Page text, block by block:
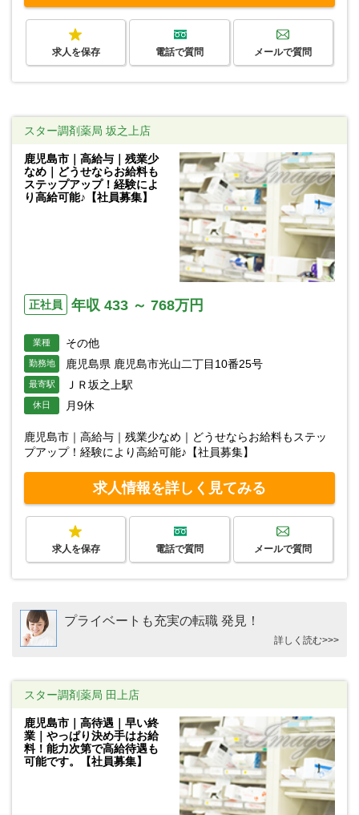
求人を保存 電話で質問 メールで質問
スター調剤薬局 坂之上店
鹿児島市｜高給与｜残業少
なめ｜どうせならお給料も
ステップアップ！経験によ
り高給可能♪【社員募集】
正社員 年収 433 ～ 768万円
業種 その他
勤務地 鹿児島県 鹿児島市光山二丁目10番25号
最寄駅 ＪＲ坂之上駅
休日 月9休
鹿児島市｜高給与｜残業少なめ｜どうせならお給料もステッ
プアップ！経験により高給可能♪【社員募集】
求人情報を詳しく見てみる
求人を保存 電話で質問 メールで質問
プライベートも充実の転職 発見！
詳しく読む>>>
スター調剤薬局 田上店
鹿児島市｜高待遇｜早い終
業｜やっぱり決め手はお給
料！能力次第で高給待遇も
可能です。【社員募集】